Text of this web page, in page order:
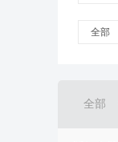
全部
全部